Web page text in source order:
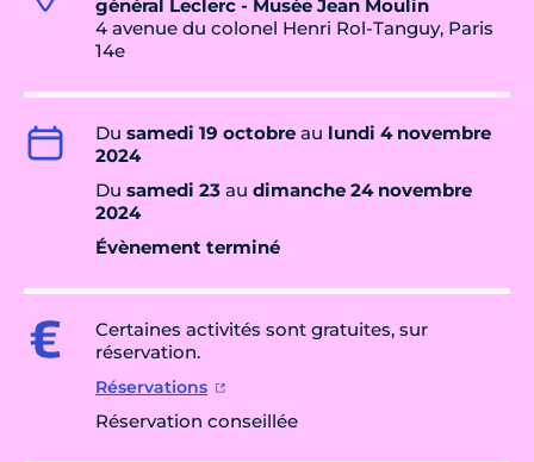
général Leclerc - Musée Jean Moulin
4 avenue du colonel Henri Rol-Tanguy, Paris
14e
Du samedi 19 octobre au lundi 4 novembre
2024
Du samedi 23 au dimanche 24 novembre
2024
Évènement terminé
Certaines activités sont gratuites, sur
réservation.
Réservations
Réservation conseillée